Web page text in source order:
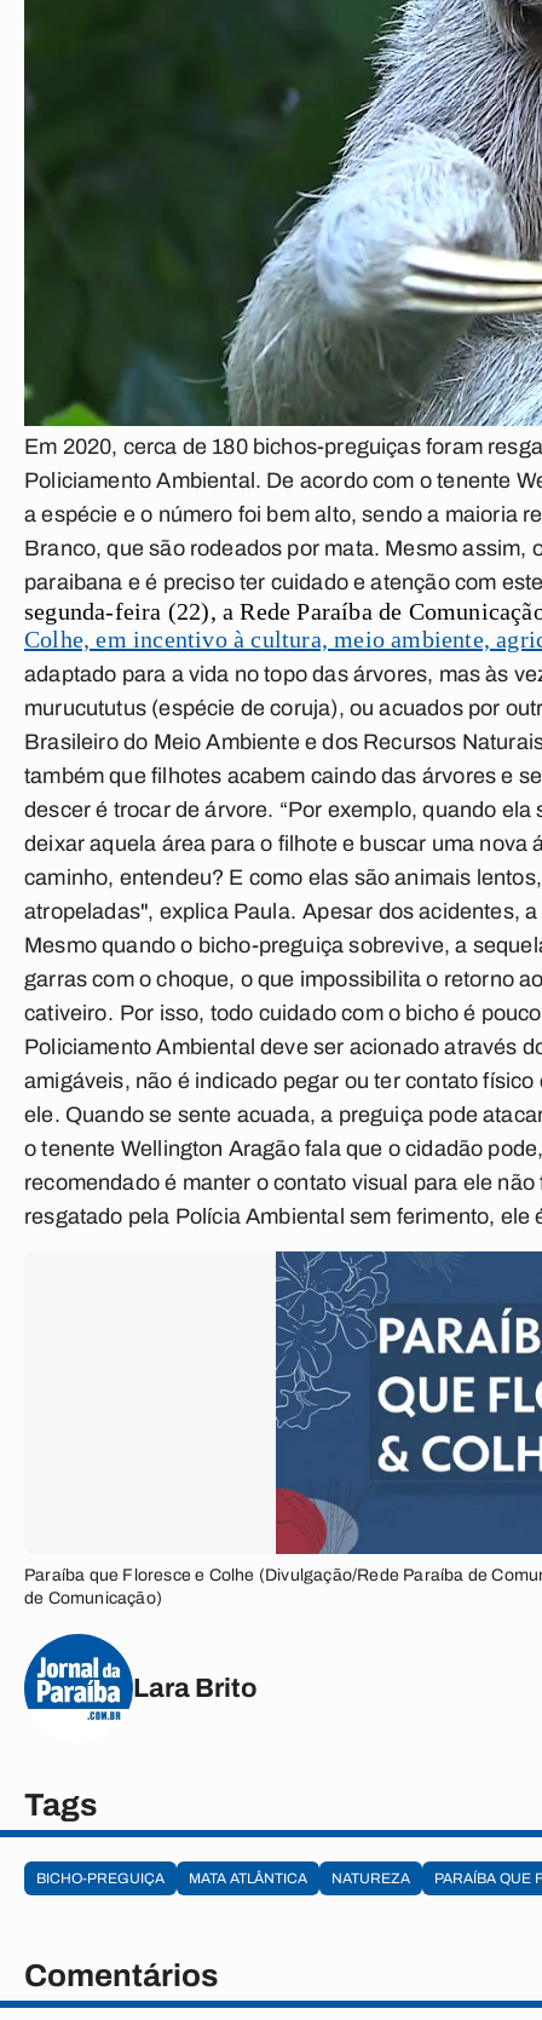
Em 2020, cerca de 180 bichos-preguiças foram
Policiamento Ambiental. De acordo com o tenente
a espécie e o número foi bem alto, sendo a maioria
Branco, que são rodeados por mata. Mesmo
paraibana e é preciso ter cuidado e atenção com
segunda-feira (22), a Rede Paraíba de
Colhe, em incentivo à cultura, meio ambiente,
adaptado para a vida no topo das árvores, mas às
murucututus (espécie de coruja), ou acuados por
Brasileiro do Meio Ambiente e dos Recursos
também que filhotes acabem caindo das árvores e
descer é trocar de árvore. “Por exemplo, quando
deixar aquela área para o filhote e buscar uma
caminho, entendeu? E como elas são animais
atropeladas", explica Paula. Apesar dos acidentes,
Mesmo quando o bicho-preguiça sobrevive, a
garras com o choque, o que impossibilita o retorno
cativeiro. Por isso, todo cuidado com o bicho é
Policiamento Ambiental deve ser acionado através
amigáveis, não é indicado pegar ou ter contato
ele. Quando se sente acuada, a preguiça pode
o tenente Wellington Aragão fala que o cidadão
recomendado é manter o contato visual para ele
resgatado pela Polícia Ambiental sem ferimento,
Paraíba que Floresce e Colhe (Divulgação/Rede Paraíba de
de Comunicação)
Lara Brito
Tags
BICHO-PREGUIÇA MATA ATLÂNTICA NATUREZA PARAÍBA QUE
Comentários